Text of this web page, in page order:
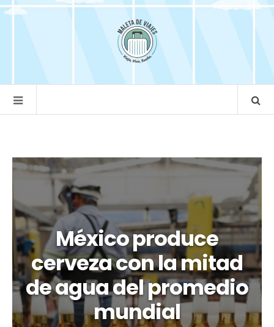
México produce
cerveza con la mitad
de agua del promedio
mundial